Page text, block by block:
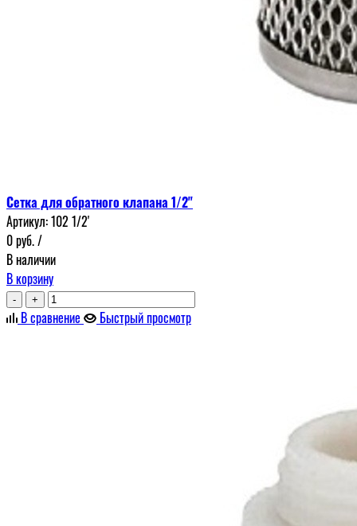
Сетка для обратного клапана 1/2"
Артикул:102 1/2'
0руб./
В наличии
В корзину
- +
В сравнение Быстрый просмотр